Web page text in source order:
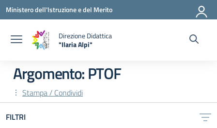
Vai ai contenuti
Vai al menu di navigazione
Vai al footer
Ministero dell'Istruzione e del Merito
Direzione Didattica
"Ilaria Alpi"
Argomento: PTOF
Stampa / Condividi
FILTRI